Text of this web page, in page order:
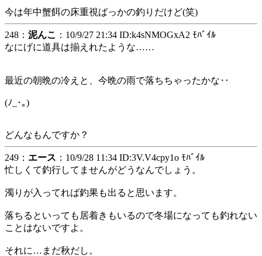
今は年中蟹餌の床重視ばっかの釣りだけど(笑)
248： 泥んこ
：10/9/27 21:34 ID:k4sNMOGxA2 ﾓﾊﾞｲﾙ
なにげに道具は揃えれたような……
最近の朝晩の冷えと、今晩の雨で落ちちゃったかな‥
(ﾉ_･｡)
どんなもんですか？
249： エース ：10/9/28 11:34 ID:3V.V4cpy1o ﾓﾊﾞｲﾙ
忙しくて釣行してませんがどうなんでしょう。
濁りが入ってれば釣果も出ると思います。
落ちるといっても居着きもいるので冬場になっても釣れない
ことはないですよ。
それに…まだ秋だし。